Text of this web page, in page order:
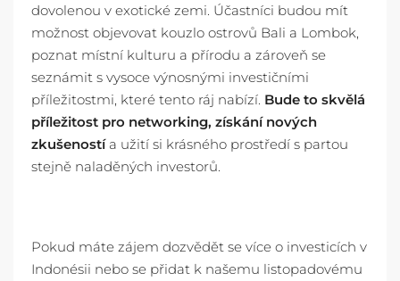
dovolenou v exotické zemi. Účastníci budou mít
možnost objevovat kouzlo ostrovů Bali a Lombok,
poznat místní kulturu a přírodu a zároveň se
seznámit s vysoce výnosnými investičními
příležitostmi, které tento ráj nabízí. Bude to skvělá
příležitost pro networking, získání nových
zkušenostía užití si krásného prostředí s partou
stejně naladěných investorů.
Pokud máte zájem dozvědět se více o investicích v
Indonésii nebo se přidat k našemu listopadovému